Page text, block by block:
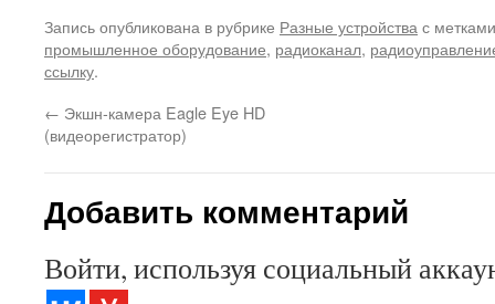
Запись опубликована в рубрике Разные устройства с
промышленное оборудование, радиоканал,
ссылку.
← Экшн-камера Eagle Eye HD
(видеорегистратор)
Добавить комментарий
Войти, используя социальный